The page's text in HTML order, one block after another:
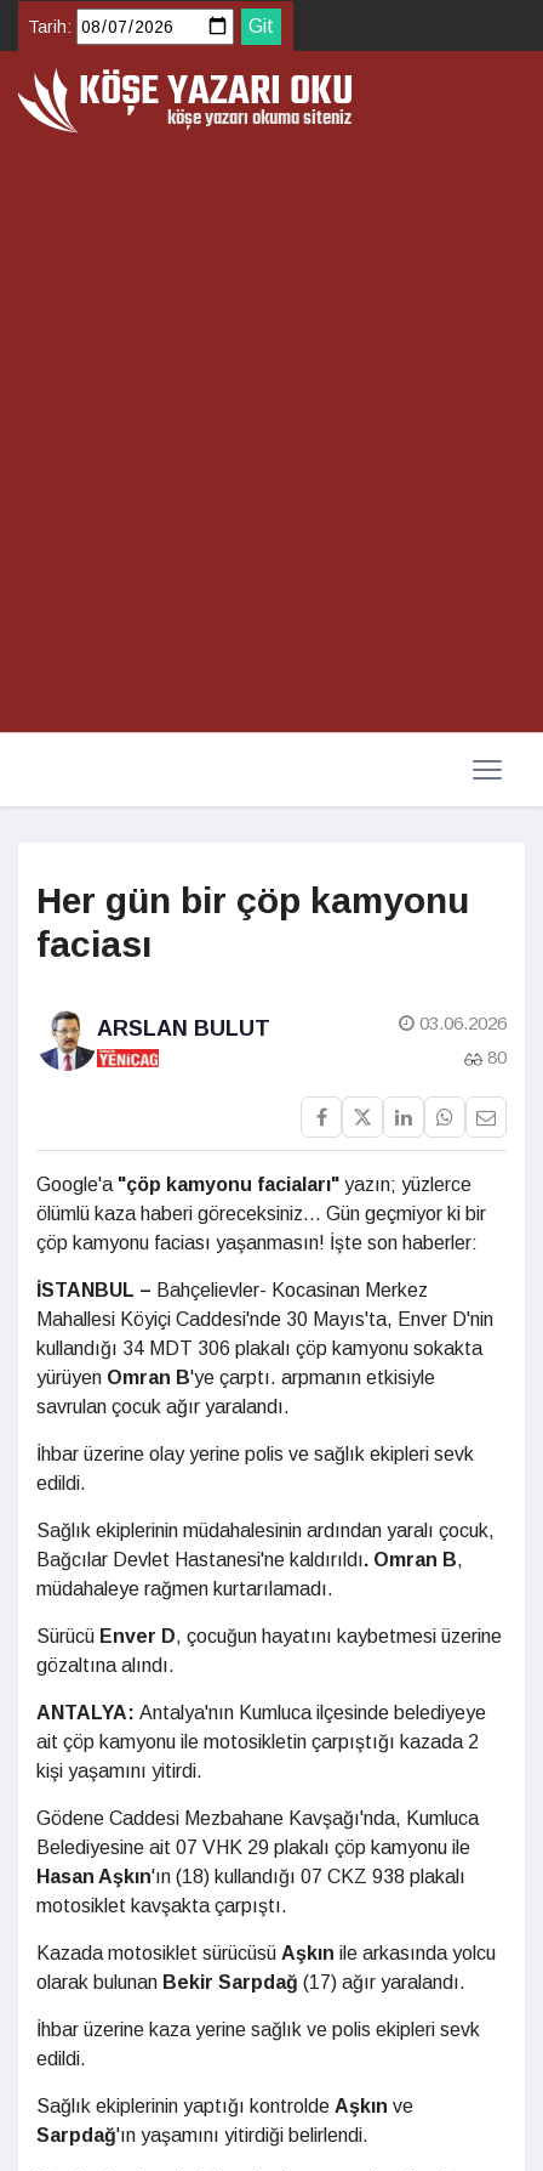
Tarih:
Her gün bir çöp kamyonu
faciası
ARSLAN BULUT
03.06.2026
80
Google'a "çöp kamyonu faciaları" yazın; yüzlerce
ölümlü kaza haberi göreceksiniz... Gün geçmiyor ki bir
çöp kamyonu faciası yaşanmasın! İşte son haberler:
İSTANBUL – Bahçelievler- Kocasinan Merkez
Mahallesi Köyiçi Caddesi'nde 30 Mayıs'ta, Enver D'nin
kullandığı 34 MDT 306 plakalı çöp kamyonu sokakta
yürüyen Omran B'ye çarptı. arpmanın etkisiyle
savrulan çocuk ağır yaralandı.
İhbar üzerine olay yerine polis ve sağlık ekipleri sevk
edildi.
Sağlık ekiplerinin müdahalesinin ardından yaralı çocuk,
Bağcılar Devlet Hastanesi'ne kaldırıldı. Omran B,
müdahaleye rağmen kurtarılamadı.
Sürücü Enver D, çocuğun hayatını kaybetmesi üzerine
gözaltına alındı.
ANTALYA: Antalya'nın Kumluca ilçesinde belediyeye
ait çöp kamyonu ile motosikletin çarpıştığı kazada 2
kişi yaşamını yitirdi.
Gödene Caddesi Mezbahane Kavşağı'nda, Kumluca
Belediyesine ait 07 VHK 29 plakalı çöp kamyonu ile
Hasan Aşkın'ın (18) kullandığı 07 CKZ 938 plakalı
motosiklet kavşakta çarpıştı.
Kazada motosiklet sürücüsü Aşkın ile arkasında yolcu
olarak bulunan Bekir Sarpdağ (17) ağır yaralandı.
İhbar üzerine kaza yerine sağlık ve polis ekipleri sevk
edildi.
Sağlık ekiplerinin yaptığı kontrolde Aşkın ve
Sarpdağ'ın yaşamını yitirdiği belirlendi.